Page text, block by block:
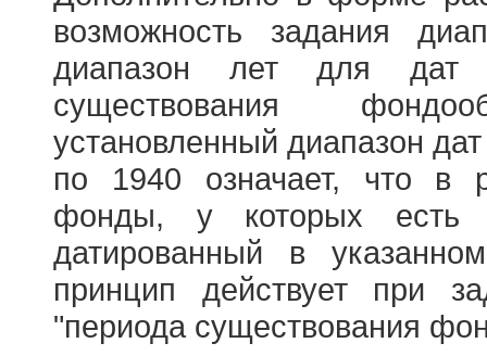
возможность задания
диапазон лет для
существования
установленный диапазон
по 1940 означает, что в
фонды, у которых есть
датированный в
принцип действует при
"периода существования